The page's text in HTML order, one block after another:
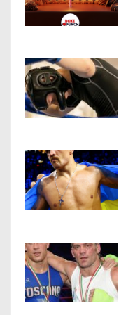
l
i
a
r
i
c
l
i